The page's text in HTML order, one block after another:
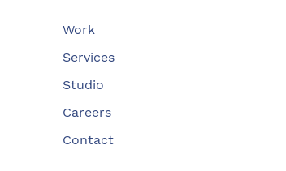
Work
Services
Studio
Careers
Contact